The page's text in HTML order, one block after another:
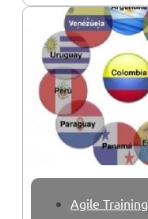
Agile Training